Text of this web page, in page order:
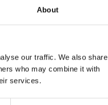
About
our traffic. We also share
who may combine it with
services.